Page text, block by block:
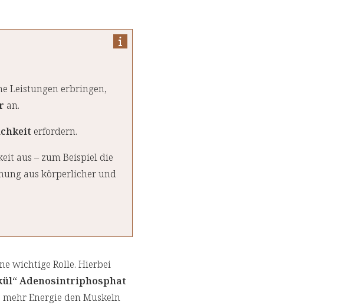
Leistungen erbringen,
an.
erfordern.
aus – zum Beispiel die
aus körperlicher und
wichtige Rolle. Hierbei
Adenosintriphosphat
Energie den Muskeln